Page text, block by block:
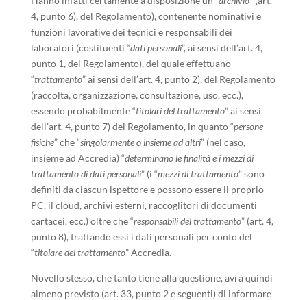
4, punto 6), del Regolamento), contenente nominativi e
funzioni lavorative dei tecnici e responsabili dei
laboratori (costituenti “dati personali”, ai sensi dell’art. 4,
punto 1, del Regolamento), del quale effettuano
“trattamento” ai sensi dell’art. 4, punto 2), del Regolamento
(raccolta, organizzazione, consultazione, uso, ecc.),
essendo probabilmente “titolari del trattamento” ai sensi
dell’art. 4, punto 7) del Regolamento, in quanto “persone
fisiche” che “singolarmente o insieme ad altri” (nel caso,
insieme ad Accredia) “determinano le finalità e i mezzi di
trattamento di dati personali” (i “mezzi di trattamento” sono
definiti da ciascun ispettore e possono essere il proprio
PC, il cloud, archivi esterni, raccoglitori di documenti
cartacei, ecc.) oltre che “responsabili del trattamento” (art. 4,
punto 8), trattando essi i dati personali per conto del
“titolare del trattamento” Accredia.
Novello stesso, che tanto tiene alla questione, avrà quindi
almeno previsto (art. 33, punto 2 e seguenti) di informare